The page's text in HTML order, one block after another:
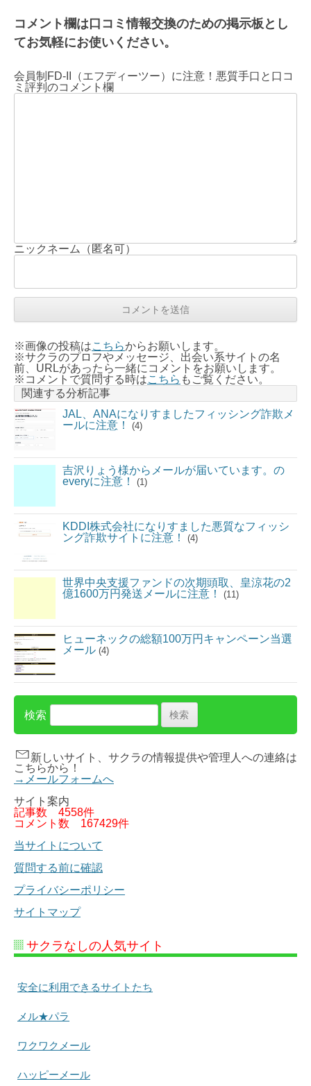
コメント欄は口コミ情報交換のための掲示板とし
てお気軽にお使いください。
会員制FD-II（エフディーツー）に注意！悪質手口と口コ
ミ評判のコメント欄
ニックネーム（匿名可）
※画像の投稿はこちらからお願いします。
※サクラのプロフやメッセージ、出会い系サイトの名
前、URLがあったら一緒にコメントをお願いします。
※コメントで質問する時はこちら もご覧ください。
関連する分析記事
JAL、ANAになりすましたフィッシング詐欺メ
ールに注意！
(4)
吉沢りょう様からメールが届いています。の
everyに注意！
(1)
KDDI株式会社になりすました悪質なフィッシ
ング詐欺サイトに注意！
(4)
世界中央支援ファンドの次期頭取、皇涼花の2
億1600万円発送メールに注意！
(11)
ヒューネックの総額100万円キャンペーン当選
メール (4)
検索
新しいサイト、サクラの情報提供や管理人への連絡は
こちらから！
→メールフォームへ
サイト案内
記事数 4558件
コメント数 167429件
当サイトについて
質問する前に確認
プライバシーポリシー
サイトマップ
サクラなしの人気サイト
安全に利用できるサイトたち
メル★パラ
ワクワクメール
ハッピーメール